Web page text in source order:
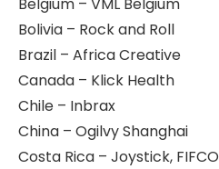
Belgium – VML Belgium
Bolivia – Rock and Roll
Brazil – Africa Creative
Canada – Klick Health
Chile – Inbrax
China – Ogilvy Shanghai
Costa Rica – Joystick, FIFCO